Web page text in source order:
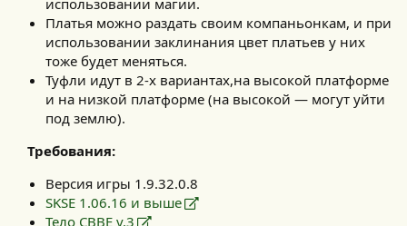
использовании магии.
Платья можно раздать своим компаньонкам, и при
использовании заклинания цвет платьев у них
тоже будет меняться.
Туфли идут в 2-х вариантах,на высокой платформе
и на низкой платформе (на высокой — могут уйти
под землю).
Требования:
Версия игры 1.9.32.0.8
SKSE 1.06.16 и выше
Тело CBBE v.3